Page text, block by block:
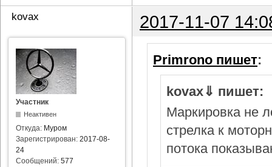
kovax 2017-11-07
Участник
Неактивен
Откуда: Муром
Зарегистрирован: 2017-08-
24
Сообщений: 577
Primrono пишет:
kovax⇓ пишет:
Маркировка не
стрелка к
потока